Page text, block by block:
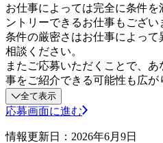
お仕事によっては完全に条件
ントリーできるお仕事もござい
条件の厳密さはお仕事によっ
相談ください。
またご応募いただくことで、
事をご紹介できる可能性も広
全て表示
応募画面に進む
情報更新日：2026年6月9日